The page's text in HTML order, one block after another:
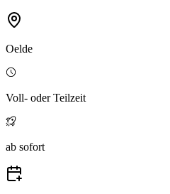
Oelde
Voll- oder Teilzeit
ab sofort